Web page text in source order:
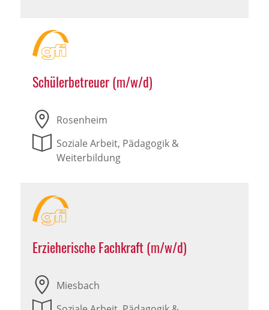
Schülerbetreuer (m/w/d)
Rosenheim
Soziale Arbeit, Pädagogik &
Weiterbildung
Erzieherische Fachkraft (m/w/d)
Miesbach